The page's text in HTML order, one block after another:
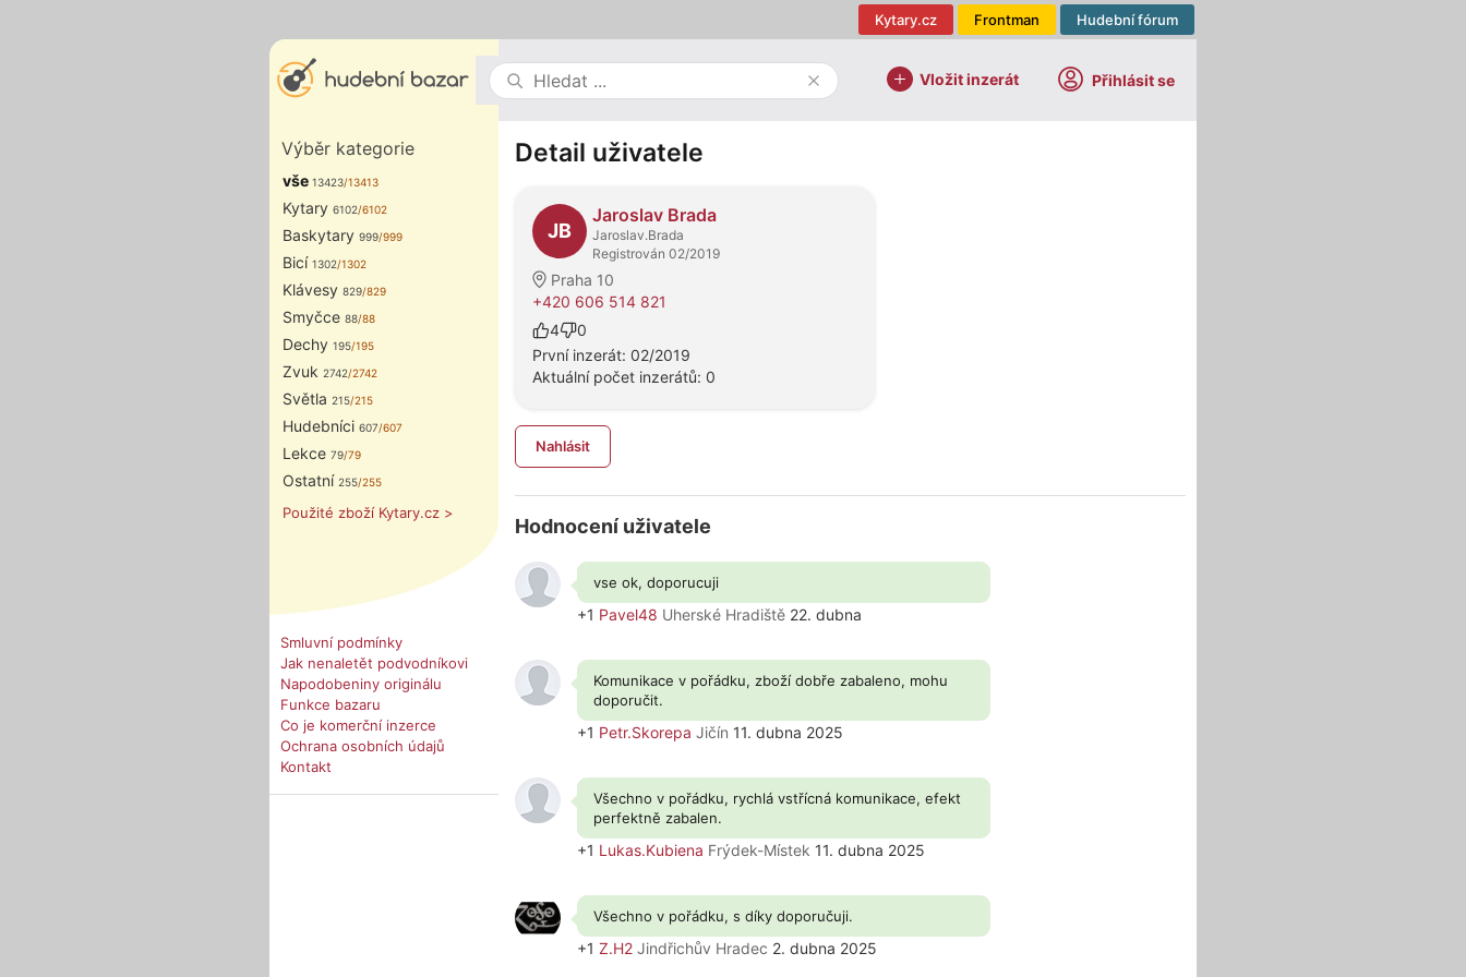
Hudební fórum
Frontman
Kytary.cz
Vložit inzerát Přihlásit se
Výběr kategorie
vše 13423/13413
Kytary 6102/6102
Baskytary 999/999
Bicí 1302/1302
Klávesy 829/829
Smyčce 88/88
Dechy 195/195
Zvuk 2742/2742
Světla 215/215
Hudebníci 607/607
Lekce 79/79
Ostatní 255/255
Použité zboží Kytary.cz >
Smluvní podmínky
Jak nenaletět podvodníkovi
Napodobeniny originálu
Funkce bazaru
Co je komerční inzerce
Ochrana osobních údajů
Kontakt
Detail uživatele
JB
Jaroslav Brada
Jaroslav.Brada
Registrován 02/2019
Praha 10
+420 606 514 821
4
0
První inzerát: 02/2019
Aktuální počet inzerátů: 0
Nahlásit
Hodnocení uživatele
vse ok, doporucuji
+1 Pavel48 Uherské Hradiště 22. dubna
Komunikace v pořádku, zboží dobře zabaleno, mohu
doporučit.
+1 Petr.Skorepa Jičín 11. dubna 2025
Všechno v pořádku, rychlá vstřícná komunikace, efekt
perfektně zabalen.
+1 Lukas.Kubiena Frýdek-Místek 11. dubna 2025
Všechno v pořádku, s díky doporučuji.
+1 Z.H2 Jindřichův Hradec 2. dubna 2025